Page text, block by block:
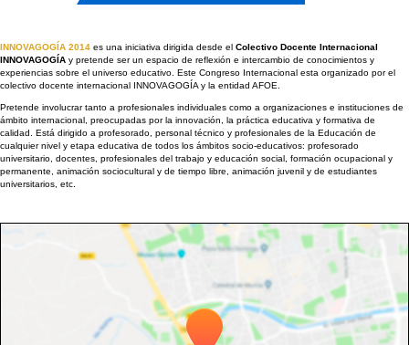
INNOVAGOGÍA 2014 es una iniciativa dirigida desde el Colectivo Docente Internacional
INNOVAGOGÍA y pretende ser un espacio de reflexión e intercambio de conocimientos y
experiencias sobre el universo educativo. Este Congreso Internacional esta organizado por el
colectivo docente internacional INNOVAGOGÍA y la entidad AFOE.
Pretende involucrar tanto a profesionales individuales como a organizaciones e instituciones de
ámbito internacional, preocupadas por la innovación, la práctica educativa y formativa de
calidad. Está dirigido a profesorado, personal técnico y profesionales de la Educación de
cualquier nivel y etapa educativa de todos los ámbitos socio-educativos: profesorado
universitario, docentes, profesionales del trabajo y educación social, formación ocupacional y
permanente, animación sociocultural y de tiempo libre, animación juvenil y de estudiantes
universitarios, etc.